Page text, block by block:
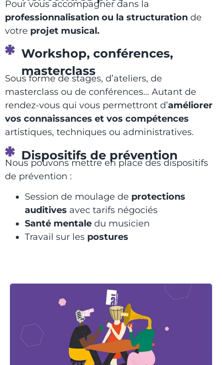
Pour vous accompagner dans la
professionnalisation ou la structuration de
votre projet musical.
Workshop, conférences,
masterclass
Sous forme de stages, d’ateliers, de
masterclass ou de conférences… Autant de
rendez-vous qui vous permettront d’améliorer
vos connaissances et vos compétences
artistiques, techniques ou administratives.
Dispositifs de prévention
Nous pouvons mettre en place des dispositifs
de prévention :
Session de moulage de protections
auditives avec tarifs négociés
Santé mentale du musicien
Travail sur les postures